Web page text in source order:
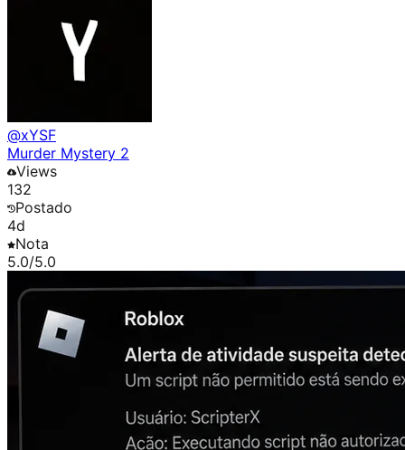
@xYSF
Murder Mystery 2
Views
132
Postado
4d
Nota
5.0/5.0